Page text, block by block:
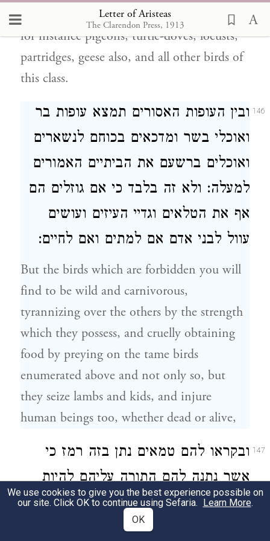
Letter of Aristeas
The Clarendon Press, 1913
on various kinds of grain and pulse, such as
for instance pigeons, turtle-doves, locusts,
partridges, geese also, and all other birds of
this class.
146 ובין העופות האסורים תמצא עופות בר
ואוכלי בשר ומדכאים בכוחם לנשארים
ואוכלים ברשעם את הביתיים האמורים
למעלה: ולא זה בלבד כי אם גוזלים הם
אף את הטלאים וגדיי העיזים ועושים
עוול לבני אדם אם למתים ואם לחיים:
But the birds which are forbidden you will
find to be wild and carnivorous,
tyrannizing over the others by the strength
which they possess, and cruelly obtaining
food by preying on the tame birds
enumerated above and not only so, but
they seize lambs and kids, and injure
human beings too, whether dead or alive,
147 ובקראו להם טמאים נתן בזה רמז כי
אשר נתנה להם התורה עליהם להיות
ישרים בנפשם להתנהג במידת הצדק
ולבלתי דכא כל יצור בסמכם על כוח
We use cookies to give you the best experience possible on
our site. Click OK to continue using Sefaria. Learn More.
OK